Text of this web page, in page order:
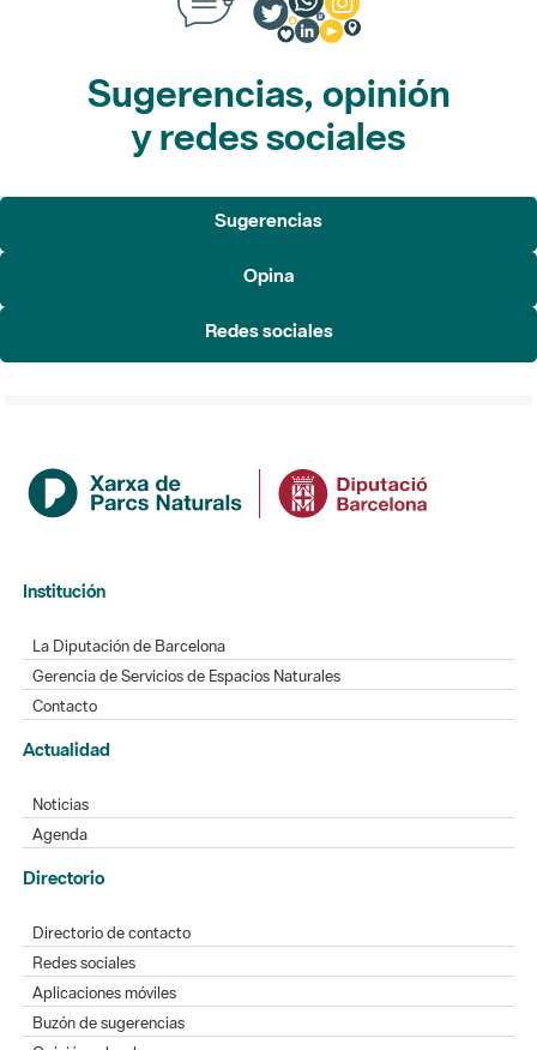
Sugerencias, opinión
y redes sociales
Sugerencias
Opina
Redes sociales
Institución
La Diputación de Barcelona
Gerencia de Servicios de Espacios Naturales
Contacto
Actualidad
Noticias
Agenda
Directorio
Directorio de contacto
Redes sociales
Aplicaciones móviles
Buzón de sugerencias